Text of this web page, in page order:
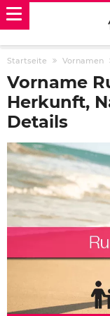
Startseite Vornamen
Vorname
Herkunft,
Details